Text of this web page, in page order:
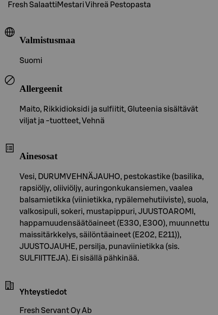
Fresh SalaattiMestari Vihreä Pestopasta
Valmistusmaa
Suomi
Allergeenit
Maito, Rikkidioksidi ja sulfiitit, Gluteenia sisältävät
viljat ja -tuotteet, Vehnä
Ainesosat
Vesi, DURUMVEHNÄJAUHO, pestokastike (basilika,
rapsiöljy, oliiviöljy, auringonkukansiemen, vaalea
balsamietikka (viinietikka, rypälemehutiiviste), suola,
valkosipuli, sokeri, mustapippuri, JUUSTOAROMI,
happamuudensäätöaineet (E330, E300), muunnettu
maissitärkkelys, säilöntäaineet (E202, E211)),
JUUSTOJAUHE, persilja, punaviinietikka (sis.
SULFIITTEJA). Ei sisällä pähkinää.
Yhteystiedot
Fresh Servant Oy Ab